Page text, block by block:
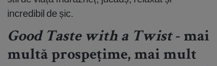
incredibil de șic.
Good Taste with a Twist- mai
multă prospețime, mai mult